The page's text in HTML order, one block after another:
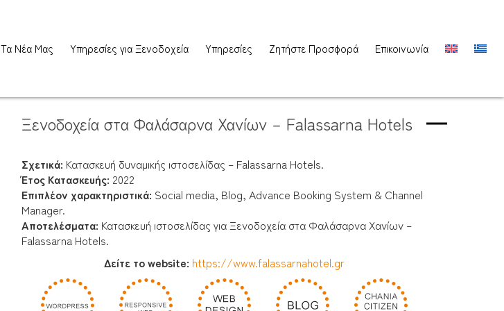
Τα Νέα Μας Υπηρεσίες για Ξενοδοχεία Υπηρεσίες Ζητήστε Προσφορά Επικοινωνία
Ξενοδοχεία στα Φαλάσαρνα Χανίων – Falassarna Hotels
Σχετικά: Κατασκευή δυναμικής ιστοσελίδας – Falassarna Hotels.
Έτος Κατασκευής: 2022
Επιπλέον χαρακτηριστικά: Social media, Blog, Advance Booking System & Channel
Manager.
Αποτελέσματα: Κατασκευή ιστοσελίδας για Ξενοδοχεία στα Φαλάσαρνα Χανίων –
Falassarna Hotels.
Δείτε το website: https://www.falassarnahotel.gr